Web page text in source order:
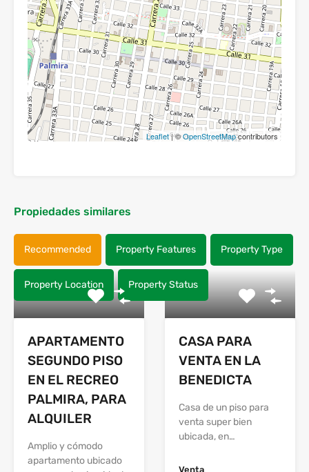
Leaflet| ©OpenStreetMapcontributors
Propiedades similares
Recommended Property Features Property Type
Property Location Property Status
APARTAMENTO
SEGUNDO PISO
EN EL RECREO
PALMIRA, PARA
ALQUILER
Amplio y cómodo
apartamento ubicado
CASA PARA
VENTA EN LA
BENEDICTA
Casa de un piso para
venta super bien
ubicada, en…
Venta